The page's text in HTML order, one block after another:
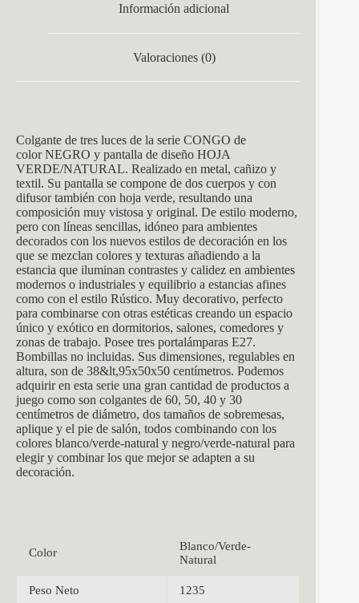
Información adicional
Valoraciones (0)
Colgante de tres luces de la serie CONGO de
color NEGRO y pantalla de diseño HOJA
VERDE/NATURAL. Realizado en metal, cañizo y
textil. Su pantalla se compone de dos cuerpos y con
difusor también con hoja verde, resultando una
composición muy vistosa y original. De estilo moderno,
pero con líneas sencillas, idóneo para ambientes
decorados con los nuevos estilos de decoración en los
que se mezclan colores y texturas añadiendo a la
estancia que iluminan contrastes y calidez en ambientes
modernos o industriales y equilibrio a estancias afines
como con el estilo Rústico. Muy decorativo, perfecto
para combinarse con otras estéticas creando un espacio
único y exótico en dormitorios, salones, comedores y
zonas de trabajo. Posee tres portalámparas E27.
Bombillas no incluidas. Sus dimensiones, regulables en
altura, son de 38&lt,95x50x50 centímetros. Podemos
adquirir en esta serie una gran cantidad de productos a
juego como son colgantes de 60, 50, 40 y 30
centímetros de diámetro, dos tamaños de sobremesas,
aplique y el pie de salón, todos combinando con los
colores blanco/verde-natural y negro/verde-natural para
elegir y combinar los que mejor se adapten a su
decoración.
Color
Blanco/Verde-
Natural
Peso Neto 1235